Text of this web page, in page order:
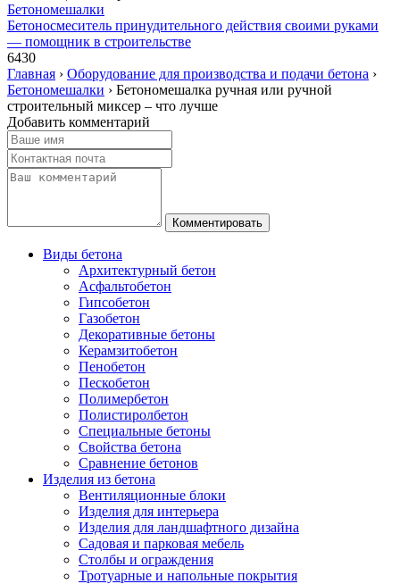
Бетономешалки
Бетоносмеситель принудительного действия своими руками
— помощник в строительстве
6430
Главная › Оборудование для производства и подачи бетона ›
Бетономешалки › Бетономешалка ручная или ручной
строительный миксер – что лучше
Добавить комментарий
Виды бетона
Архитектурный бетон
Асфальтобетон
Гипсобетон
Газобетон
Декоративные бетоны
Керамзитобетон
Пенобетон
Пескобетон
Полимербетон
Полистиролбетон
Специальные бетоны
Свойства бетона
Сравнение бетонов
Изделия из бетона
Вентиляционные блоки
Изделия для интерьера
Изделия для ландшафтного дизайна
Садовая и парковая мебель
Столбы и ограждения
Тротуарные и напольные покрытия